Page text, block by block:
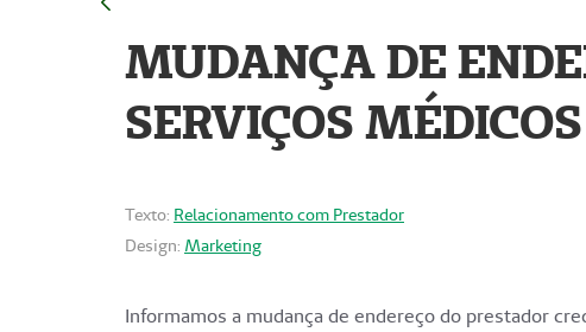
MUDANÇA DE
SERVIÇOS
Texto: Relacionamento com Prestador
Design: Marketing
Informamos a mudança de endereço do prestador